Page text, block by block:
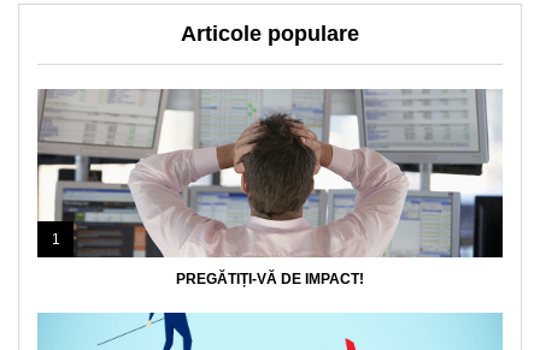
Articole populare
1
PREGĂTIȚI-VĂ DE IMPACT!